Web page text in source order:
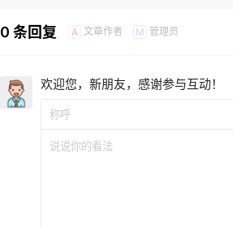
0 条回复 A 文章作者 M 管理员
欢迎您，新朋友，感谢参与互动！